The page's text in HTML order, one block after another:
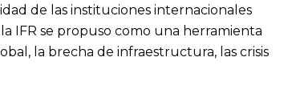
de las instituciones internacionales
IFR se propuso como una herramienta
la brecha de infraestructura, las crisis